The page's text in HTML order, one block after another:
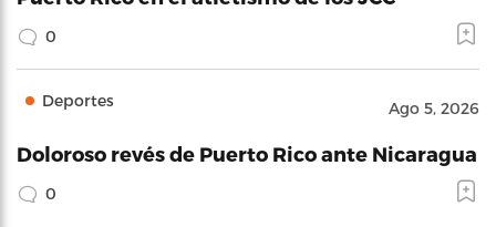
0
Deportes Ago 5, 2026
Doloroso revés de Puerto Rico ante Nicaragua
0